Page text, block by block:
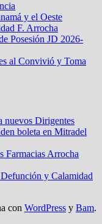
y el Oeste
F. Arrocha
Posesión JD 2026-
al Convivió y Toma
nuevos Dirigentes
boleta en Mitradel
Farmacias Arrocha
y Calamidad
con WordPress y Bam.